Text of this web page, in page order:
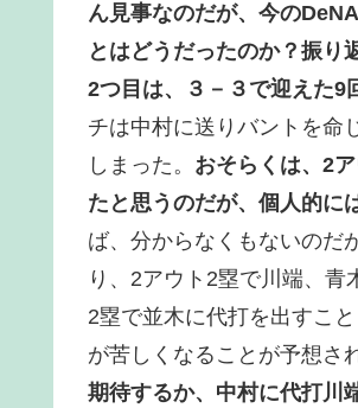
ん見事なのだが、今の
とはどうだったのか？振り
2つ目は、３－３で迎えた9
チは中村に送りバントを命
しまった。 おそらくは、2
たと思うのだが、個人的に
ば、分からなくもないのだ
り、2アウト2塁で川端、青
2塁で並木に代打を出すこ
が苦しくなることが予想さ
期待するか、中村に代打川